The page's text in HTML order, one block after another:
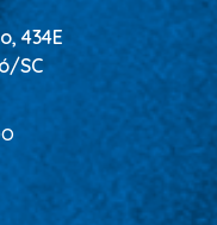
434E
SC